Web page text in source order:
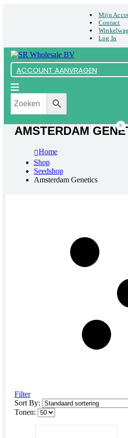
Mijn
Contact
Log In
ACCOUNT AANVRAGEN
0
AMSTERDAM
Home
Shop
Seedshop
Amsterdam Genetics
Filter
Sort By:
Tonen: